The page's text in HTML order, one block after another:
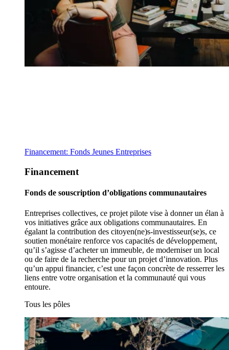
Financement: Fonds Jeunes Entreprises
Financement
Fonds de souscription d’obligations communautaires
Entreprises collectives, ce projet pilote vise à donner un élan à
vos initiatives grâce aux obligations communautaires. En
égalant la contribution des citoyen(ne)s-investisseur(se)s, ce
soutien monétaire renforce vos capacités de développement,
qu’il s’agisse d’acheter un immeuble, de moderniser un local
ou de faire de la recherche pour un projet d’innovation. Plus
qu’un appui financier, c’est une façon concrète de resserrer les
liens entre votre organisation et la communauté qui vous
entoure.
Tous les pôles